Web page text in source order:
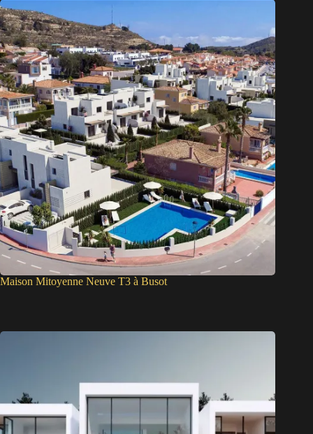
Maison Mitoyenne Neuve T3 à Busot